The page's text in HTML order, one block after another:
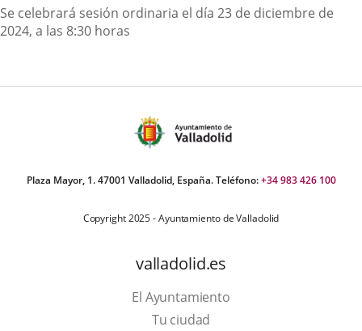
Descripción
Se celebrará sesión ordinaria el día 23 de diciembre de
2024, a las 8:30 horas
Plaza Mayor, 1. 47001 Valladolid, España. Teléfono:+34 983 426 100
Copyright 2025 - Ayuntamiento de Valladolid
valladolid.es
El Ayuntamiento
Tu ciudad